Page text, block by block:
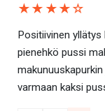
★★★★☆
Positiivinen
pienehkö pussi
varmaan kaksi